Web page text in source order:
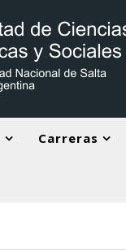
Carreras